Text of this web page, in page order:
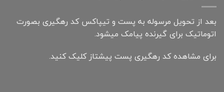
بعد از تحویل مرسوله به پست و تیپاکس کد رهگیری بصورت
اتوماتیک برای گیرنده پیامک میشود.
برای مشاهده کد رهگیری پست پیشتاز کلیک کنید.